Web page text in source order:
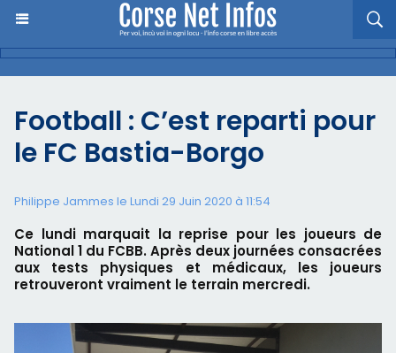
Football : C’est reparti pour
le FC Bastia-Borgo
Philippe Jammes le Lundi 29 Juin 2020 à 11:54
Ce lundi marquait la reprise pour les joueurs de
National 1 du FCBB. Après deux journées consacrées
aux tests physiques et médicaux, les joueurs
retrouveront vraiment le terrain mercredi.